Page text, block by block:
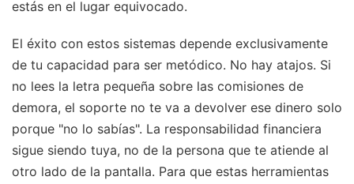
estás en el lugar equivocado.
El éxito con estos sistemas depende exclusivamente
de tu capacidad para ser metódico. No hay atajos. Si
no lees la letra pequeña sobre las comisiones de
demora, el soporte no te va a devolver ese dinero solo
porque "no lo sabías". La responsabilidad financiera
sigue siendo tuya, no de la persona que te atiende al
otro lado de la pantalla. Para que estas herramientas